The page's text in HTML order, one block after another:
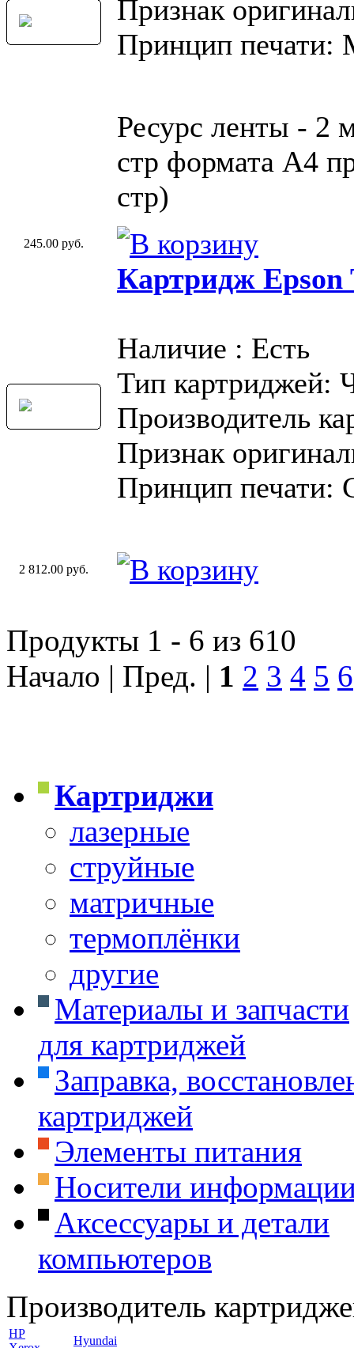
Признак
Принцип печати:
Ресурс ленты - 2
стр формата A4
стр)
245.00 руб.
Картридж Epson
Наличие : Есть
Тип картриджей:
Производитель
Признак
Принцип печати:
2 812.00 руб.
Продукты 1 - 6 из 610
Начало | Пред. | 1 2 3 4 5 6
Картриджи
лазерные
струйные
матричные
термоплёнки
другие
Материалы и запчасти
для картриджей
Заправка,
картриджей
Элементы питания
Носители
Аксессуары и детали
компьютеров
Производитель
HP
Hyundai